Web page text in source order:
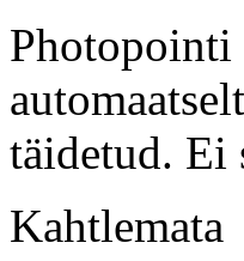
täidetud. Ei